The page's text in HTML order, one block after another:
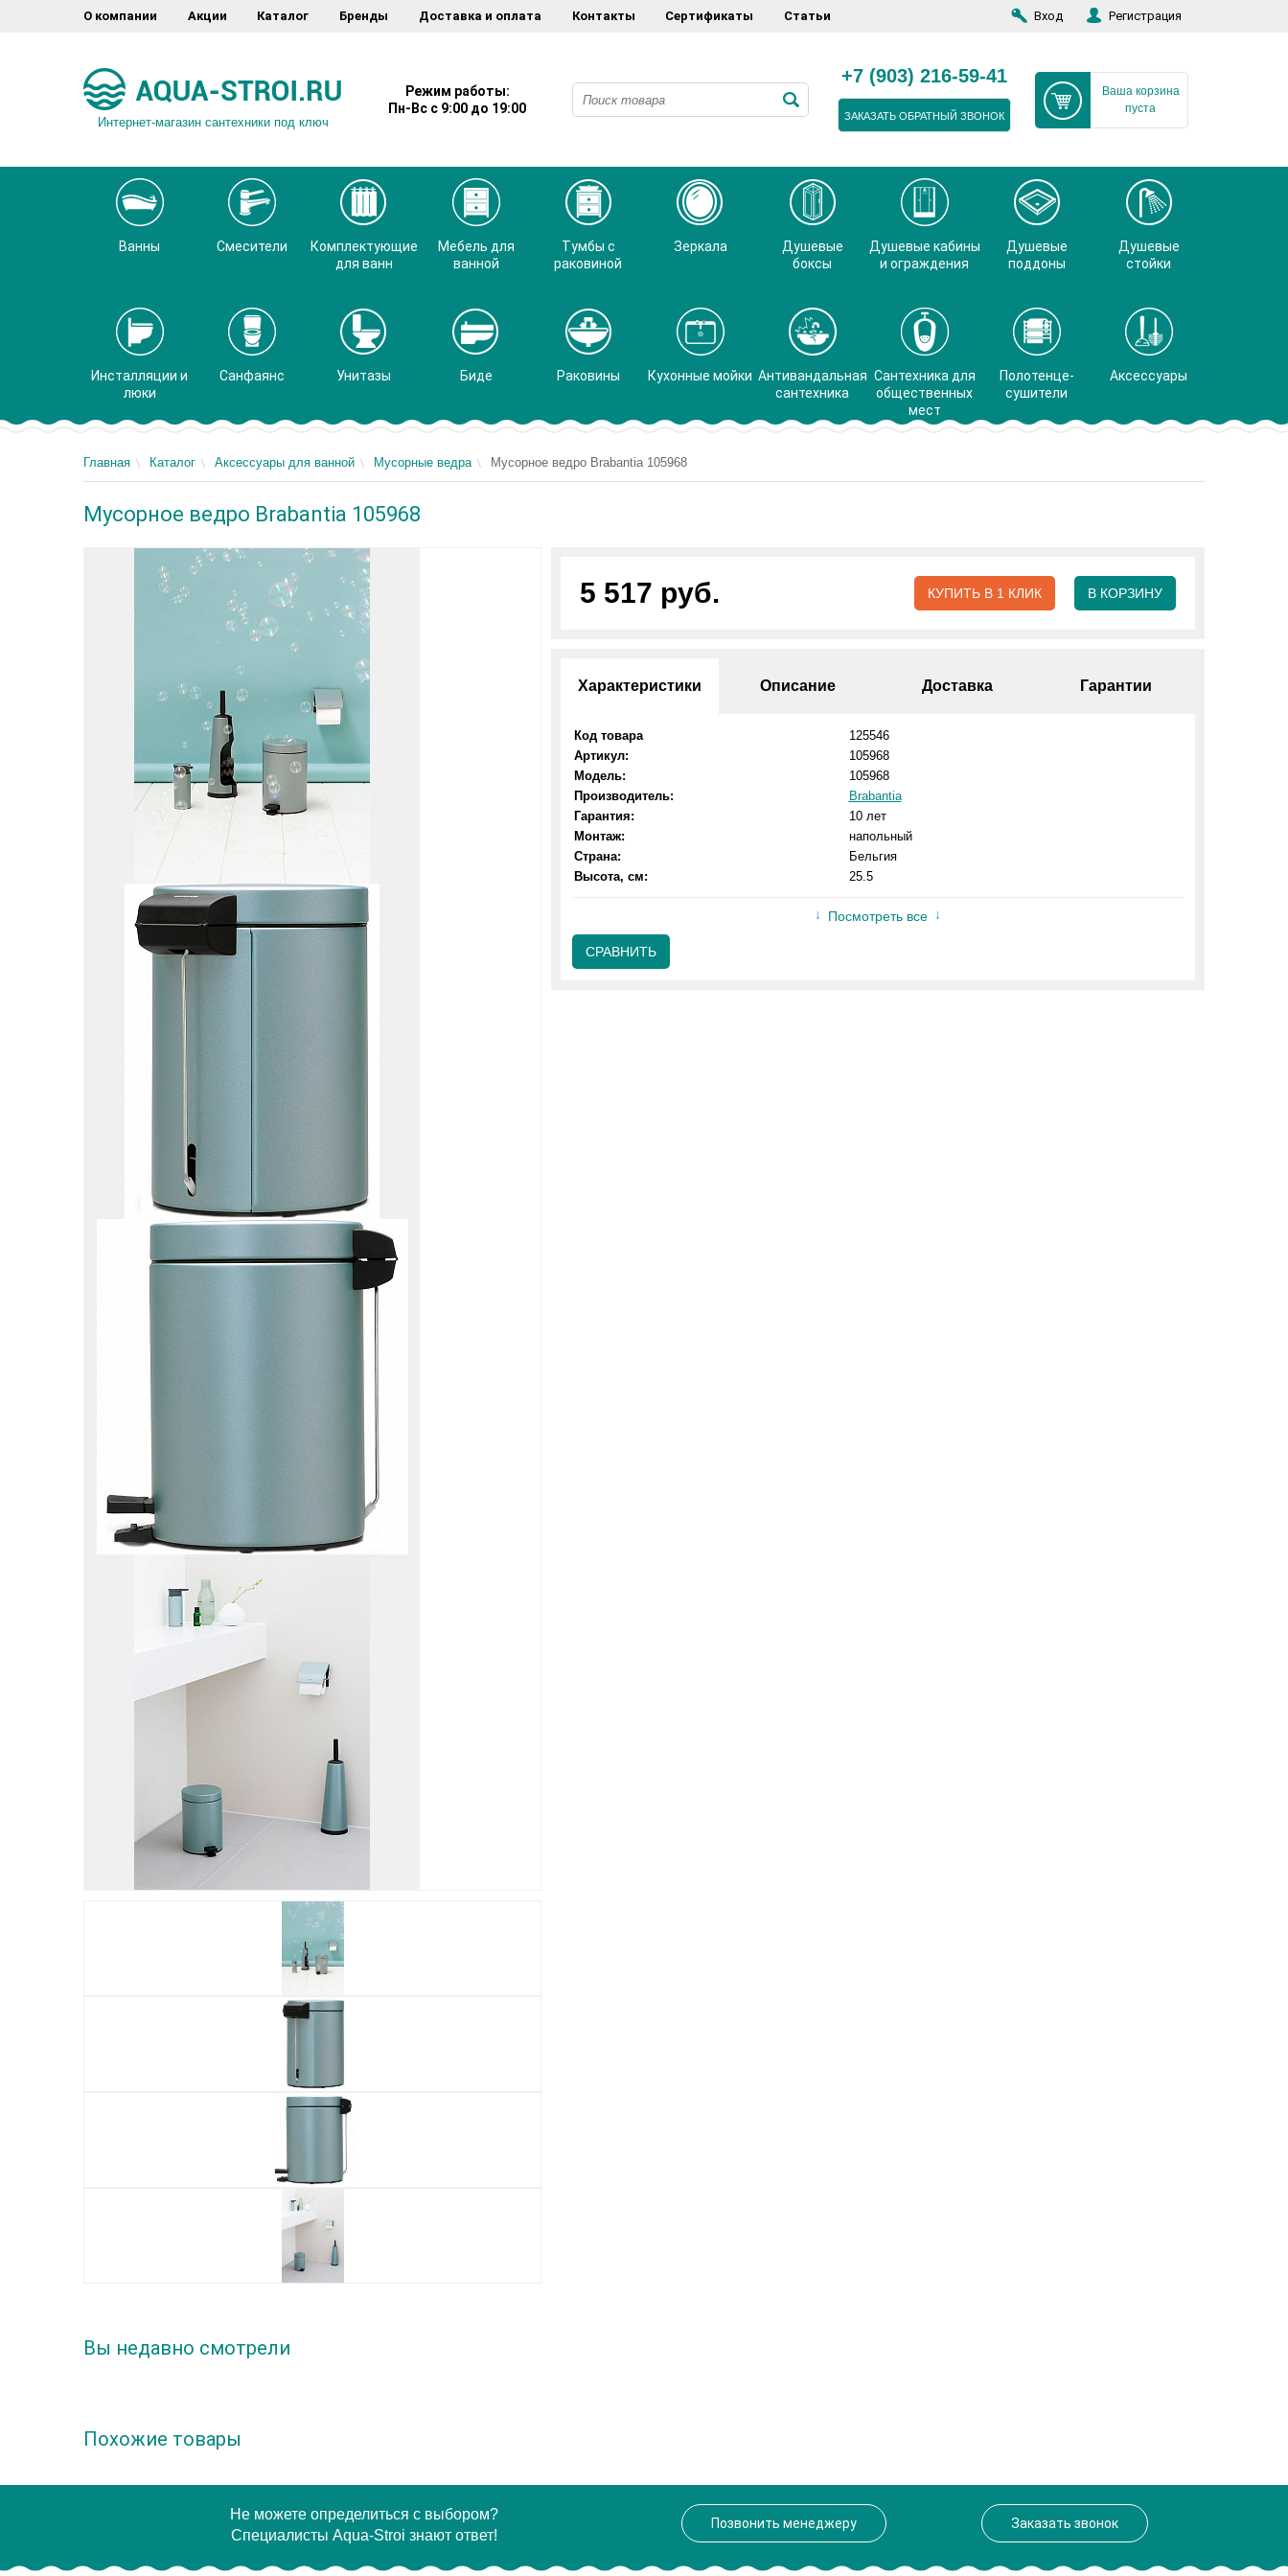
О компании Акции Каталог Бренды Доставка и оплата Контакты Сертификаты Статьи Вход Регистрация
Интернет-магазин сантехники под ключ
Режим работы:
Пн-Вс с 9:00 до 19:00
+7 (903) 216-59-41
ЗАКАЗАТЬ ОБРАТНЫЙ ЗВОНОК
Ваша корзина
пуста
Ванны Смесители
Комплектующие
для ванн
Мебель для
ванной
Тумбы с
раковиной
Зеркала
Душевые
боксы
Душевые кабины
и ограждения
Душевые
поддоны
Душевые
стойки
Инсталляции и
люки
Санфаянс Унитазы Биде Раковины Кухонные мойки Антивандальная
сантехника
Сантехника для
общественных
мест
Полотенце-
сушители
Аксессуары
Главная Каталог Аксессуары для ванной Мусорные ведра Мусорное ведро Brabantia 105968
Мусорное ведро Brabantia 105968
5 517 руб. КУПИТЬ В 1 КЛИК В КОРЗИНУ
Характеристики Описание Доставка Гарантии
Код товара
125546
Артикул:
105968
Модель:
105968
Производитель:
Brabantia
Гарантия:
10 лет
Монтаж:
напольный
Страна:
Бельгия
Высота, см:
25.5
Посмотреть все
СРАВНИТЬ
Вы недавно смотрели
Похожие товары
Не можете определиться с выбором?
Специалисты Aqua-Stroi знают ответ!
Позвонить менеджеру Заказать звонок